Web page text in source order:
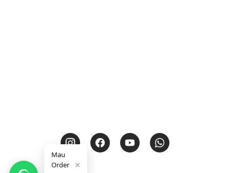
Mau
Order
×